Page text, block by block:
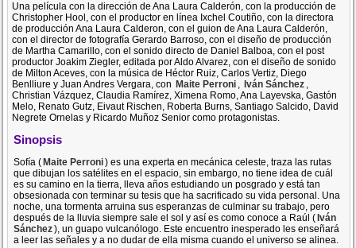
Una película con la dirección de Ana Laura Calderón, con la producción de
Christopher Hool, con el productor en línea Ixchel Coutiño, con la directora
de producción Ana Laura Calderon, con el guion de Ana Laura Calderón,
con el director de fotografía Gerardo Barroso, con el diseño de producción
de Martha Camarillo, con el sonido directo de Daniel Balboa, con el post
productor Joakim Ziegler, editada por Aldo Alvarez, con el diseño de sonido
de Milton Aceves, con la música de Héctor Ruiz, Carlos Vertiz, Diego
Benlliure y Juan Andres Vergara, con Maite Perroni , Iván Sánchez ,
Christian Vázquez, Claudia Ramírez, Ximena Romo, Ana Layevska, Gastón
Melo, Renato Gutz, Eivaut Rischen, Roberta Burns, Santiago Salcido, David
Negrete Ornelas y Ricardo Muñoz Senior como protagonistas.
Sinopsis
Sofía (Maite Perroni) es una experta en mecánica celeste, traza las rutas
que dibujan los satélites en el espacio, sin embargo, no tiene idea de cuál
es su camino en la tierra, lleva años estudiando un posgrado y está tan
obsesionada con terminar su tesis que ha sacrificado su vida personal. Una
noche, una tormenta arruina sus esperanzas de culminar su trabajo, pero
después de la lluvia siempre sale el sol y así es como conoce a Raúl (Iván
Sánchez), un guapo vulcanólogo. Este encuentro inesperado les enseñará
a leer las señales y a no dudar de ella misma cuando el universo se alinea.